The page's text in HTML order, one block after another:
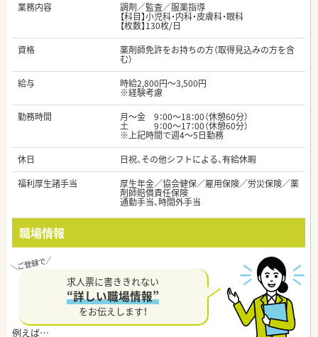
業務内容
調剤／監査／服薬指導
【科目】小児科・内科・皮膚科・眼科
【枚数】130枚/日
資格
薬剤師免許をお持ちの方（取得見込みの方を含
む）
給与
時給2,800円～3,500円
※経験考慮
勤務時間
月～金 9：00～18：00（休憩60分）
土 9：00～17：00（休憩60分）
※上記時間で週4～5日勤務
休日
日祝、その他シフトによる、有給休暇
福利厚生諸手当
厚生年金／協会健保／雇用保険／労災保険／薬
剤師賠償責任保険
通勤手当、時間外手当
職場情報
求人票に書ききれない
“詳しい職場情報”
をお伝えします！